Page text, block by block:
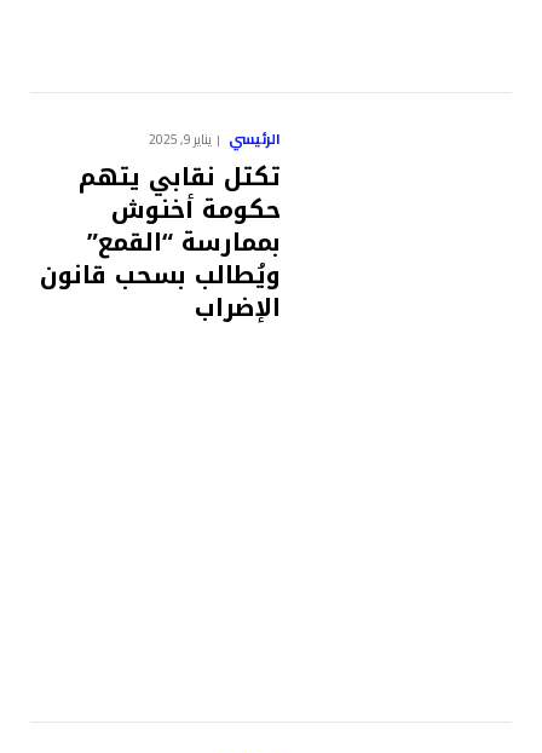
الرئيسي يناير 9, 2025
تكتل نقابي يتهم
حكومة أخنوش
بممارسة “القمع”
ويُطالب بسحب قانون
الإضراب